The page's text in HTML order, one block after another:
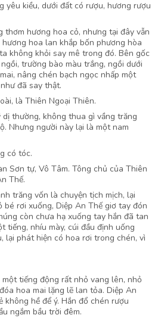
yêu kiều, dưới đất có rượu, hương rượu
thơm hương hoa cỏ, nhưng tại đây vẫn
hoa lan khắp bốn phương hòa
không khỏi say mê trong đó. Bên gốc
trường bào màu trắng, ngồi dưới
nâng chén bạch ngọc nhấp một
đã say thật.
là Thiên Ngoại Thiên.
thường, không thua gì vầng trăng
Nhưng người này lại là một nam
có tóc.
Sơn tự, Vô Tâm. Tông chủ của Thiên
Thế.
trăng vốn là chuyện tịch mịch, lại
rơi xuống, Diệp An Thế giơ tay đón
còn chưa hạ xuống tay hắn đã tan
tiếng, nhíu mày, cúi đầu định uống
lại phát hiện có hoa rơi trong chén, vì
tiếng động rất nhỏ vang lên, nhỏ
hoa mai lặng lẽ lan tỏa. Diệp An
hề để ý. Hắn đổ chén rượu
ngắm bầu trời đêm.